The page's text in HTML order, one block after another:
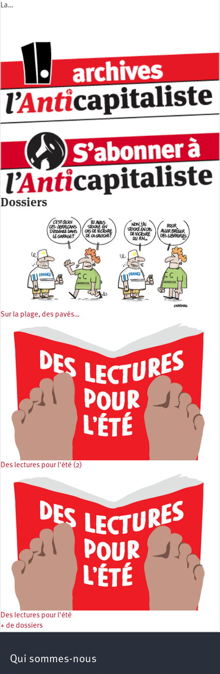
La…
Dossiers
Sur la plage, des pavés…
Des lectures pour l'été (2)
Des lectures pour l'été
+ de dossiers
Qui sommes-nous